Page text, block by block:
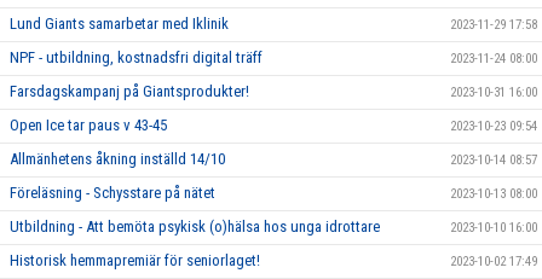
Lund Giants samarbetar med Iklinik 2023-11-29 17:58
NPF - utbildning, kostnadsfri digital träff 2023-11-24 08:00
Farsdagskampanj på Giantsprodukter! 2023-10-31 16:00
Open Ice tar paus v 43-45 2023-10-23 09:54
Allmänhetens åkning inställd 14/10 2023-10-14 08:57
Föreläsning - Schysstare på nätet 2023-10-13 08:00
Utbildning - Att bemöta psykisk (o)hälsa hos unga idrottare 2023-10-10 16:00
Historisk hemmapremiär för seniorlaget! 2023-10-02 17:49